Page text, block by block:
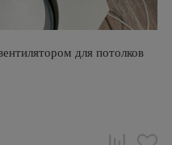
для потолков